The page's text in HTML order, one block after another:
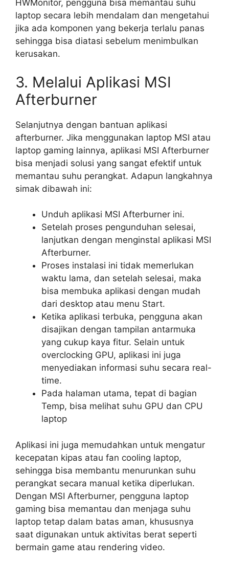
HWMonitor, pengguna bisa memantau suhu
laptop secara lebih mendalam dan mengetahui
jika ada komponen yang bekerja terlalu panas
sehingga bisa diatasi sebelum menimbulkan
kerusakan.
3. Melalui Aplikasi MSI
Afterburner
Selanjutnya dengan bantuan aplikasi
afterburner. Jika menggunakan laptop MSI atau
laptop gaming lainnya, aplikasi MSI Afterburner
bisa menjadi solusi yang sangat efektif untuk
memantau suhu perangkat. Adapun langkahnya
simak dibawah ini:
Unduh aplikasi MSI Afterburner ini.
Setelah proses pengunduhan selesai,
lanjutkan dengan menginstal aplikasi MSI
Afterburner.
Proses instalasi ini tidak memerlukan
waktu lama, dan setelah selesai, maka
bisa membuka aplikasi dengan mudah
dari desktop atau menu Start.
Ketika aplikasi terbuka, pengguna akan
disajikan dengan tampilan antarmuka
yang cukup kaya fitur. Selain untuk
overclocking GPU, aplikasi ini juga
menyediakan informasi suhu secara real-
time.
Pada halaman utama, tepat di bagian
Temp, bisa melihat suhu GPU dan CPU
laptop
Aplikasi ini juga memudahkan untuk mengatur
kecepatan kipas atau fan cooling laptop,
sehingga bisa membantu menurunkan suhu
perangkat secara manual ketika diperlukan.
Dengan MSI Afterburner, pengguna laptop
gaming bisa memantau dan menjaga suhu
laptop tetap dalam batas aman, khususnya
saat digunakan untuk aktivitas berat seperti
bermain game atau rendering video.